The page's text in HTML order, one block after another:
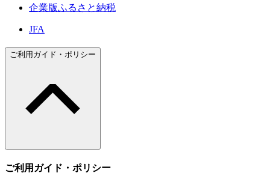
企業版ふるさと納税
JFA
ご利用ガイド・ポリシー
ご利用ガイド・ポリシー